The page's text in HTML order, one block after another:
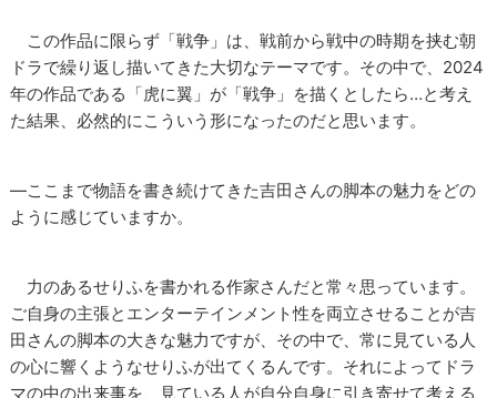
この作品に限らず「戦争」は、戦前から戦中の時期を挟む朝
ドラで繰り返し描いてきた大切なテーマです。その中で、2024
年の作品である「虎に翼」が「戦争」を描くとしたら…と考え
た結果、必然的にこういう形になったのだと思います。
―ここまで物語を書き続けてきた吉田さんの脚本の魅力をどの
ように感じていますか。
力のあるせりふを書かれる作家さんだと常々思っています。
ご自身の主張とエンターテインメント性を両立させることが吉
田さんの脚本の大きな魅力ですが、その中で、常に見ている人
の心に響くようなせりふが出てくるんです。それによってドラ
マの中の出来事を、見ている人が自分自身に引き寄せて考える